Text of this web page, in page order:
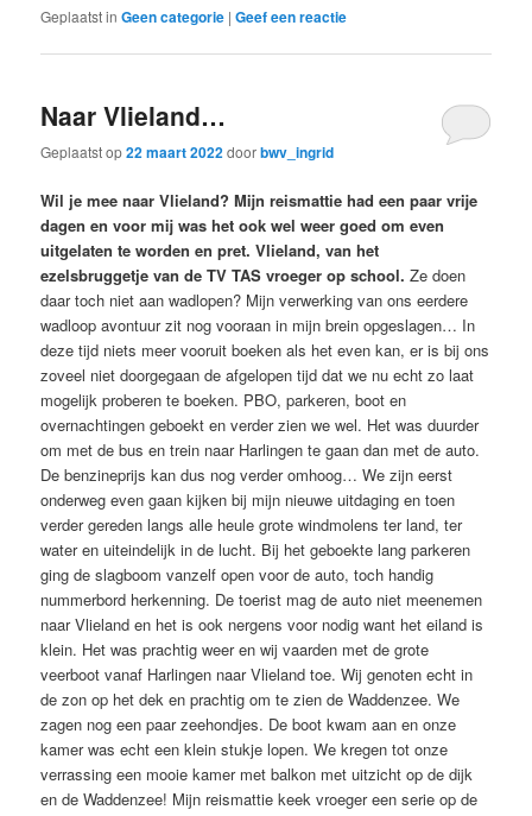
Geplaatst in Geen categorie |Geef een reactie
Naar Vlieland…
Geplaatst op22 maart 2022doorbwv_ingrid
Wil je mee naar Vlieland? Mijn reismattie had een paar vrije
dagen en voor mij was het ook wel weer goed om even
uitgelaten te worden en pret. Vlieland, van het
ezelsbruggetje van de TV TAS vroeger op school. Ze doen
daar toch niet aan wadlopen? Mijn verwerking van ons eerdere
wadloop avontuur zit nog vooraan in mijn brein opgeslagen… In
deze tijd niets meer vooruit boeken als het even kan, er is bij ons
zoveel niet doorgegaan de afgelopen tijd dat we nu echt zo laat
mogelijk proberen te boeken. PBO, parkeren, boot en
overnachtingen geboekt en verder zien we wel. Het was duurder
om met de bus en trein naar Harlingen te gaan dan met de auto.
De benzineprijs kan dus nog verder omhoog… We zijn eerst
onderweg even gaan kijken bij mijn nieuwe uitdaging en toen
verder gereden langs alle heule grote windmolens ter land, ter
water en uiteindelijk in de lucht. Bij het geboekte lang parkeren
ging de slagboom vanzelf open voor de auto, toch handig
nummerbord herkenning. De toerist mag de auto niet meenemen
naar Vlieland en het is ook nergens voor nodig want het eiland is
klein. Het was prachtig weer en wij vaarden met de grote
veerboot vanaf Harlingen naar Vlieland toe. Wij genoten echt in
de zon op het dek en prachtig om te zien de Waddenzee. We
zagen nog een paar zeehondjes. De boot kwam aan en onze
kamer was echt een klein stukje lopen. We kregen tot onze
verrassing een mooie kamer met balkon met uitzicht op de dijk
en de Waddenzee! Mijn reismattie keek vroeger een serie op de